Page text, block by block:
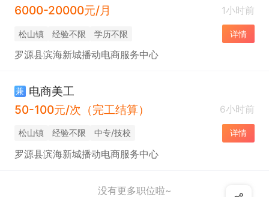
6000-20000元/月
1小时前
松山镇 经验不限 学历不限 详情
罗源县滨海新城播动电商服务中心
兼 电商美工
50-100元/次（完工结算）
6小时前
松山镇 经验不限 中专/技校 详情
罗源县滨海新城播动电商服务中心
没有更多职位啦~